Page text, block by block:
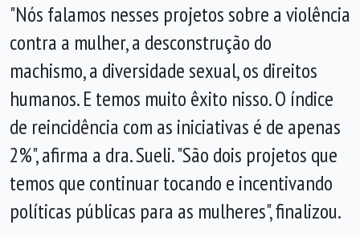
"Nós falamos nesses projetos sobre a violência
contra a mulher, a desconstrução do
machismo, a diversidade sexual, os direitos
humanos. E temos muito êxito nisso. O índice
de reincidência com as iniciativas é de apenas
2%", afirma a dra. Sueli. "São dois projetos que
temos que continuar tocando e incentivando
políticas públicas para as mulheres", finalizou.